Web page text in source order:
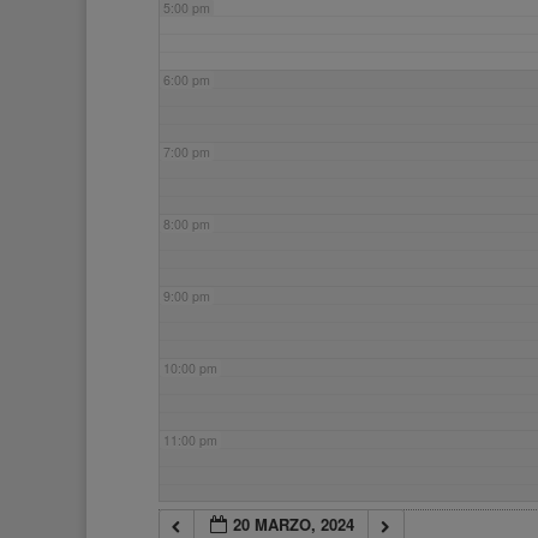
5:00 pm
6:00 pm
7:00 pm
8:00 pm
9:00 pm
10:00 pm
11:00 pm
20 MARZO, 2024